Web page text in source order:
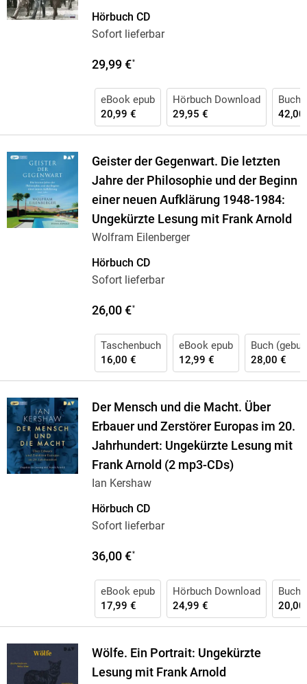
Hörbuch CD
Sofort lieferbar
29,99 €*
eBook epub
20,99 €
Hörbuch Download
29,95 €
Buch
42,00
Geister der Gegenwart. Die letzten
Jahre der Philosophie und der Beginn
einer neuen Aufklärung 1948-1984:
Ungekürzte Lesung mit Frank Arnold
Wolfram Eilenberger
Hörbuch CD
Sofort lieferbar
26,00 €*
Taschenbuch
16,00 €
eBook epub
12,99 €
Buch
28,00 €
Der Mensch und die Macht. Über
Erbauer und Zerstörer Europas im 20.
Jahrhundert: Ungekürzte Lesung mit
Frank Arnold (2 mp3-CDs)
Ian Kershaw
Hörbuch CD
Sofort lieferbar
36,00 €*
eBook epub
17,99 €
Hörbuch Download
24,99 €
Buch
20,00
Wölfe. Ein Portrait: Ungekürzte
Lesung mit Frank Arnold